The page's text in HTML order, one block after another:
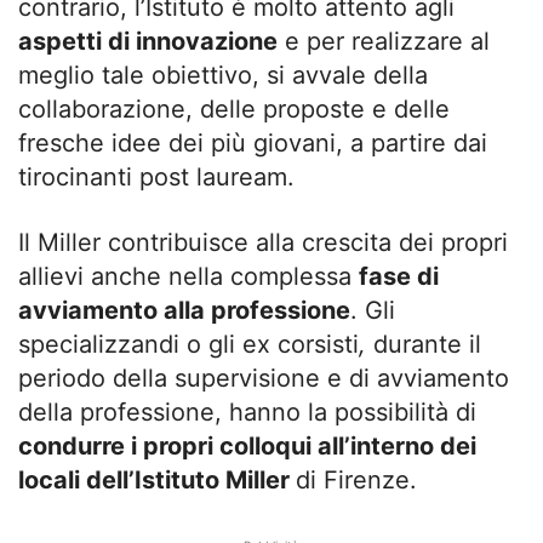
contrario, l’Istituto è molto attento agli
aspetti di innovazione e per realizzare al
meglio tale obiettivo, si avvale della
collaborazione, delle proposte e delle
fresche idee dei più giovani, a partire dai
tirocinanti post lauream.
Il Miller contribuisce alla crescita dei propri
allievi anche nella complessa fase di
avviamento alla professione. Gli
specializzandi o gli ex corsisti, durante il
periodo della supervisione e di avviamento
della professione, hanno la possibilità di
condurre i propri colloqui all’interno dei
locali dell’Istituto Miller di Firenze.